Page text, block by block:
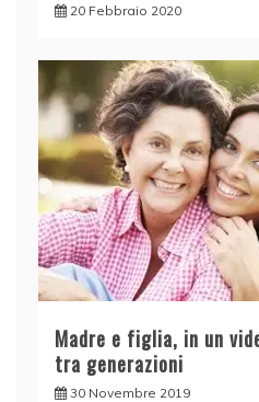
20 Febbraio 2020
Madre e figlia, in un
tra generazioni
30 Novembre 2019